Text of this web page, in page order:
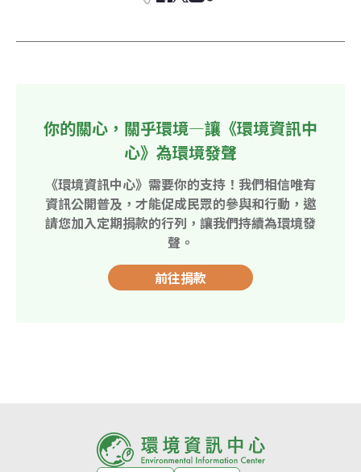
你的關心，關乎環境—讓《環境資訊中
心》為環境發聲
《環境資訊中心》需要你的支持！我們相信唯有
資訊公開普及，才能促成民眾的參與和行動，邀
請您加入定期捐款的行列，讓我們持續為環境發
聲。
前往捐款